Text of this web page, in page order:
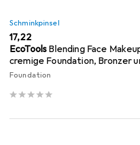
Schminkpinsel
EUR
17,22
EcoTools Blending Face
cremige Foundation, Bronzer
Foundation